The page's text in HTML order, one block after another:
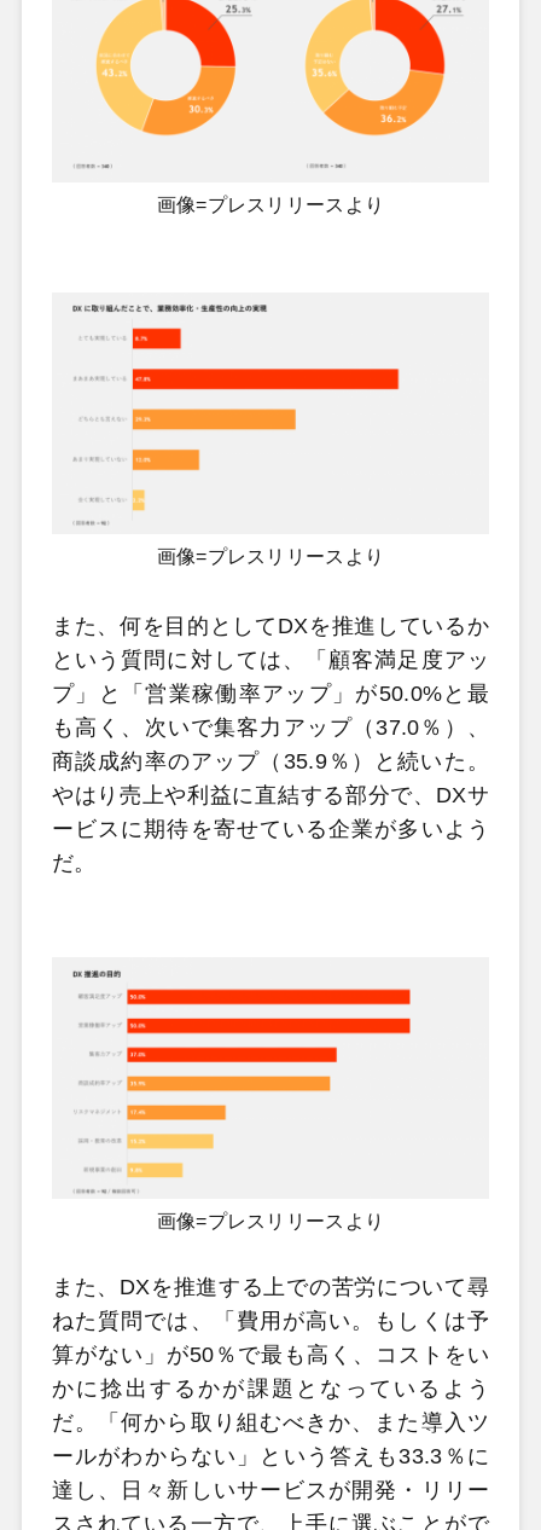
画像=プレスリリースより
画像=プレスリリースより
また、何を目的としてDXを推進しているか
という質問に対しては、「顧客満足度アッ
プ」と「営業稼働率アップ」が50.0%と最
も高く、次いで集客力アップ（37.0％）、
商談成約率のアップ（35.9％）と続いた。
やはり売上や利益に直結する部分で、DXサ
ービスに期待を寄せている企業が多いよう
だ。
画像=プレスリリースより
また、DXを推進する上での苦労について尋
ねた質問では、「費用が高い。もしくは予
算がない」が50％で最も高く、コストをい
かに捻出するかが課題となっているよう
だ。「何から取り組むべきか、また導入ツ
ールがわからない」という答えも33.3％に
達し、日々新しいサービスが開発・リリー
スされている一方で、上手に選ぶことがで